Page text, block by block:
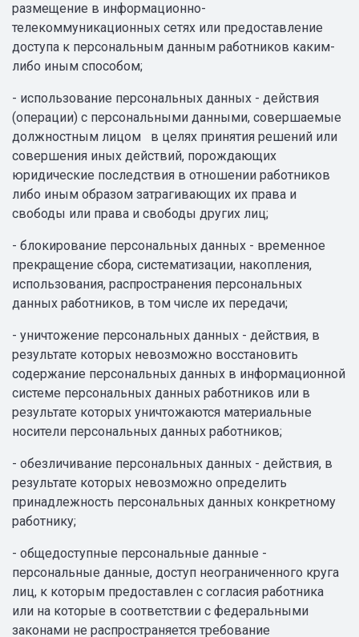
размещение в информационно-
телекоммуникационных сетях или предоставление
доступа к персональным данным работников каким-
либо иным способом;
- использование персональных данных - действия
(операции) с персональными данными, совершаемые
должностным лицом в целях принятия решений или
совершения иных действий, порождающих
юридические последствия в отношении работников
либо иным образом затрагивающих их права и
свободы или права и свободы других лиц;
- блокирование персональных данных - временное
прекращение сбора, систематизации, накопления,
использования, распространения персональных
данных работников, в том числе их передачи;
- уничтожение персональных данных - действия, в
результате которых невозможно восстановить
содержание персональных данных в информационной
системе персональных данных работников или в
результате которых уничтожаются материальные
носители персональных данных работников;
- обезличивание персональных данных - действия, в
результате которых невозможно определить
принадлежность персональных данных конкретному
работнику;
- общедоступные персональные данные -
персональные данные, доступ неограниченного круга
лиц, к которым предоставлен с согласия работника
или на которые в соответствии с федеральными
законами не распространяется требование